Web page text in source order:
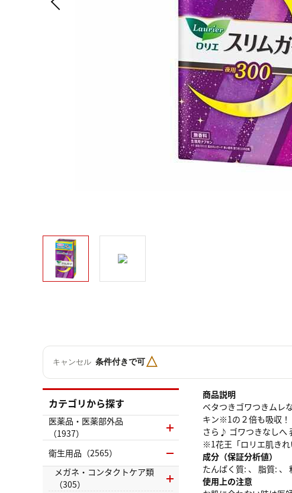
キャンセル 条件付きで可△
商品説明
ベタつきゴワつきムレ
キン※1の２倍も吸収
さら♪ ゴワつきなしへ
※1花王「ロリエ肌きれ
成分（保証分析値）
たんぱく質: 、 脂質: 、
使用上の注意
カテゴリから探す
医薬品・医薬部外品
（1937）
衛生用品（2565）
メガネ・コンタクトケア類
（305）